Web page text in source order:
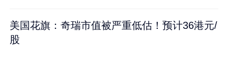
美国花旗：奇瑞市值被严重低估！预计36港元/
股